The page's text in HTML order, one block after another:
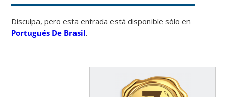
Disculpa, pero esta entrada está disponible sólo en
Portugués De Brasil.